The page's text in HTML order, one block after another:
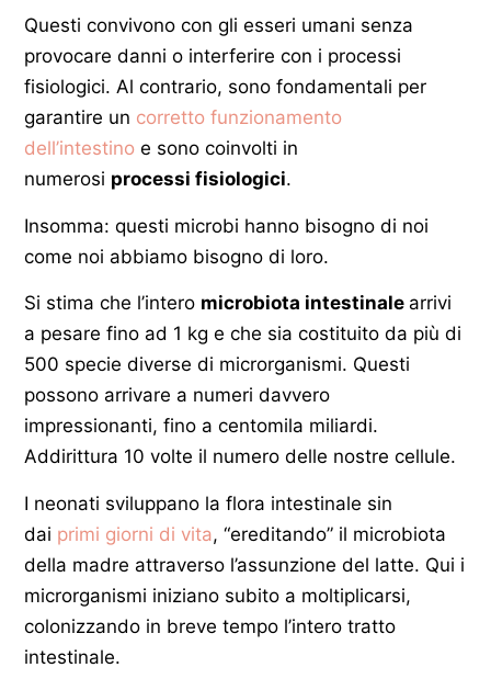
Questi convivono con gli esseri umani senza
provocare danni o interferire con i processi
fisiologici. Al contrario, sono fondamentali per
garantire un corretto funzionamento
dell’intestino e sono coinvolti in
numerosi processi fisiologici.
Insomma: questi microbi hanno bisogno di noi
come noi abbiamo bisogno di loro.
Si stima che l’intero microbiota intestinale arrivi
a pesare fino ad 1 kg e che sia costituito da più di
500 specie diverse di microrganismi. Questi
possono arrivare a numeri davvero
impressionanti, fino a centomila miliardi.
Addirittura 10 volte il numero delle nostre cellule.
I neonati sviluppano la flora intestinale sin
dai primi giorni di vita, “ereditando” il microbiota
della madre attraverso l’assunzione del latte. Qui i
microrganismi iniziano subito a moltiplicarsi,
colonizzando in breve tempo l’intero tratto
intestinale.